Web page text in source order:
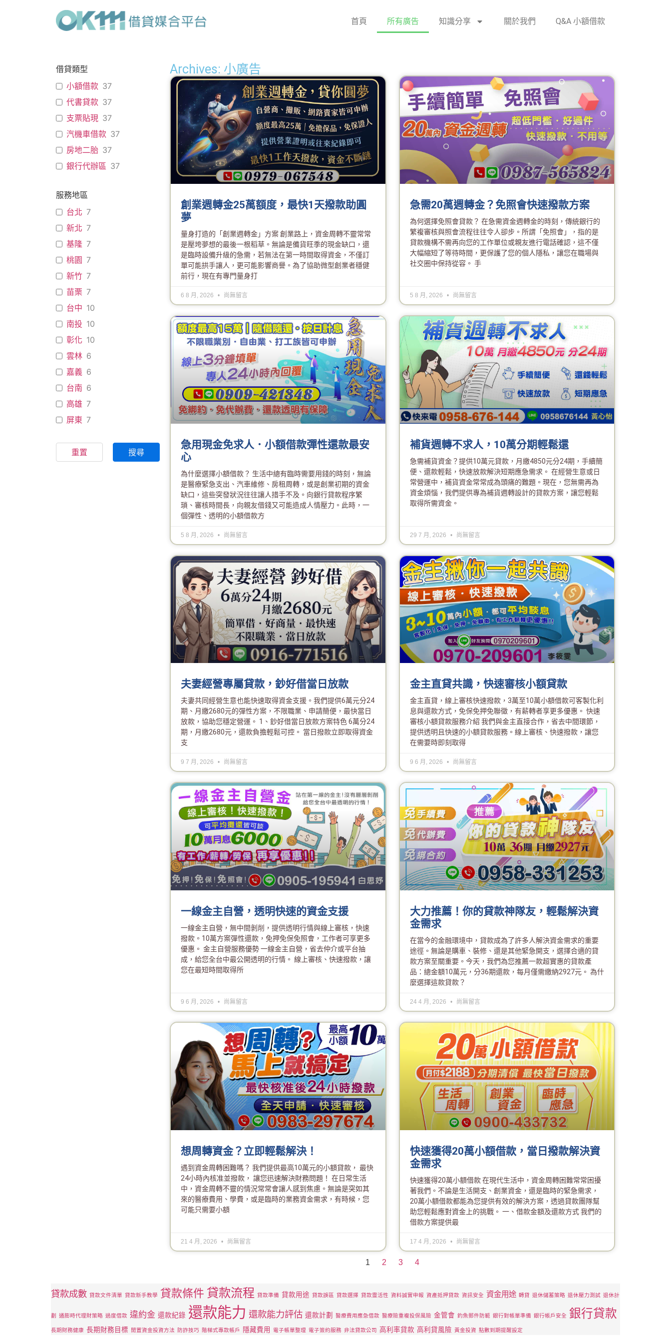
首頁 所有廣告 知識分享 關於我們 Q&A 小額借款
借貸類型
小額借款 37
代書貸款 37
支票貼現 37
汽機車借款 37
房地二胎 37
銀行代辦區 37
服務地區
台北 7
新北 7
基隆 7
桃園 7
新竹 7
苗栗 7
台中 10
南投 10
彰化 10
雲林 6
嘉義 6
台南 6
高雄 7
屏東 7
搜尋
重置
Archives: 小廣告
創業週轉金25萬額度，最快1天撥款助圓
夢
量身打造的「創業週轉金」方案 創業路上，資金周轉不靈常常
是壓垮夢想的最後一根稻草。無論是備貨旺季的現金缺口，還
是臨時設備升級的急需，若無法在第一時間取得資金，不僅訂
單可能拱手讓人，更可能影響商譽。為了協助微型創業者穩健
前行，現在有專門量身打
6 8 月, 2026 尚無留言
急需20萬週轉金？免照會快速撥款方案
為何選擇免照會貸款？ 在急需資金週轉金的時刻，傳統銀行的
繁複審核與照會流程往往令人卻步。所謂「免照會」，指的是
貸款機構不需再向您的工作單位或親友進行電話確認，這不僅
大幅縮短了等待時間，更保護了您的個人隱私，讓您在職場與
社交圈中保持從容。 手
5 8 月, 2026 尚無留言
急用現金免求人．小額借款彈性還款最安
心
為什麼選擇小額借款？ 生活中總有臨時需要用錢的時刻，無論
是醫療緊急支出、汽車維修、房租周轉，或是創業初期的資金
缺口，這些突發狀況往往讓人措手不及。向銀行貸款程序繁
瑣、審核時間長，向親友借錢又可能造成人情壓力。此時，一
個彈性、透明的小額借款方
5 8 月, 2026 尚無留言
補貨週轉不求人，10萬分期輕鬆還
急需補貨資金？提供10萬元貸款，月繳4850元分24期，手續簡
便、還款輕鬆，快速放款解決短期應急需求。 在經營生意或日
常營運中，補貨資金常常成為頭痛的難題。現在，您無需再為
資金煩惱，我們提供專為補貨週轉設計的貸款方案，讓您輕鬆
取得所需資金。
29 7 月, 2026 尚無留言
夫妻經營專屬貸款，鈔好借當日放款
夫妻共同經營生意也能快速取得資金支援。我們提供6萬元分24
期、月繳2680元的彈性方案，不限職業、申請簡便，最快當日
放款，協助您穩定營運。 1、鈔好借當日放款方案特色 6萬分24
期，月繳2680元，還款負擔輕鬆可控。 當日撥款立即取得資金
支
9 7 月, 2026 尚無留言
金主直貸共識，快速審核小額貸款
金主直貸，線上審核快速撥款，3萬至10萬小額借款可客製化利
息與還款方式，免保免押免聯徵，有薪轉者享更多優惠。 快速
審核小額貸款服務介紹 我們與金主直接合作，省去中間環節，
提供透明且快速的小額貸款服務。線上審核、快速撥款，讓您
在需要時即刻取得
9 6 月, 2026 尚無留言
一線金主自營，透明快速的資金支援
一線金主自營，無中間剝削，提供透明行情與線上審核，快速
撥款。10萬方案彈性還款，免押免保免照會，工作者可享更多
優惠。 金主自營服務優勢 一線金主自營，省去仲介或平台抽
成，給您全台中最公開透明的行情。 線上審核、快速撥款，讓
您在最短時間取得所
9 6 月, 2026 尚無留言
大力推薦！你的貸款神隊友，輕鬆解決資
金需求
在當今的金融環境中，貸款成為了許多人解決資金需求的重要
途徑。無論是購車、裝修、還是其他緊急開支，選擇合適的貸
款方案至關重要。今天，我們為您推薦一款超實惠的貸款產
品：總金額10萬元，分36期還款，每月僅需繳納2927元。 為什
麼選擇這款貸款？
24 4 月, 2026 尚無留言
想周轉資金？立即輕鬆解決！
遇到資金周轉困難嗎？ 我們提供最高10萬元的小額貸款， 最快
24小時內核准並撥款， 讓您迅速解決財務問題！ 在日常生活
中，資金周轉不靈的情況常常會讓人感到焦慮。無論是突如其
來的醫療費用、學費，或是臨時的業務資金需求，有時候，您
可能只需要小額
21 4 月, 2026 尚無留言
快速獲得20萬小額借款，當日撥款解決資
金需求
快速獲得20萬小額借款 在現代生活中，資金周轉困難常常困擾
著我們。不論是生活開支、創業資金，還是臨時的緊急需求，
20萬小額借款都能為您提供有效的解決方案，透過貸款團隊幫
助您輕鬆應對資金上的挑戰。 一、借款金額及還款方式 我們的
借款方案提供最
17 4 月, 2026 尚無留言
1 2 3 4
貸款成數 貸款文件清單 貸款新手教學 貸款條件 貸款流程 貸款準備 貸款用途 貸款誤區 貸款選擇 貸款靈活性 資料誠實申報 資產抵押貸款 資訊安全 資金用途 轉貸 退休儲蓄策略 退休壓力測試 退休計
劃 通膨時代理財策略 過度借款 違約金 還款紀錄 還款能力 還款能力評估 還款計劃 醫療費用應急借款 醫療險重複投保風險 金管會 釣魚郵件防範 銀行對帳單準備 銀行帳戶安全 銀行貸款
長期財務健康 長期財務目標 閒置資金投資方法 防詐技巧 階梯式專款帳戶 隱藏費用 電子帳單整理 電子簽約服務 非法貸款公司 高利率貸款 高利貸風險 黃金投資 點數到期提醒設定